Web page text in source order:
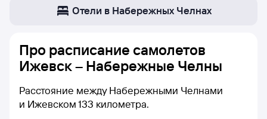
Отели в Набережных Челнах
Про расписание самолетов
Ижевск – Набережные Челны
Расстояние между Набережными Челнами
и Ижевском 133 километра.